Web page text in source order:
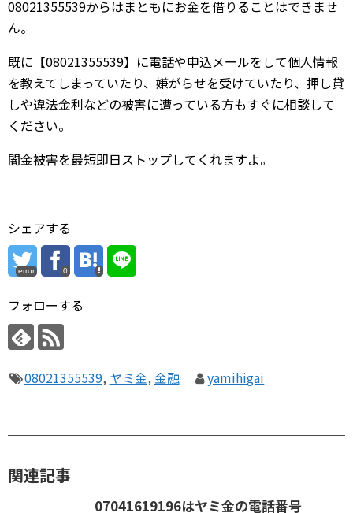
08021355539からはまともにお金を借りることはできませ
ん。
既に【08021355539】に電話や申込メールをして個人情報
を教えてしまっていたり、嫌がらせを受けていたり、押し貸
しや違法金利などの被害に遭っている方もすぐに相談して
ください。
闇金被害を最短即日ストップしてくれますよ。
シェアする
error 0
フォローする
08021355539, ヤミ金, 金融 yamihigai
関連記事
07041619196はヤミ金の電話番号